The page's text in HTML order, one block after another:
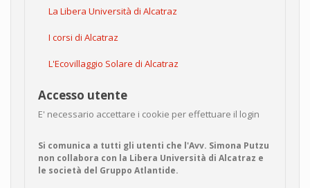
La Libera Università di Alcatraz
I corsi di Alcatraz
L'Ecovillaggio Solare di Alcatraz
Accesso utente
E' necessario accettare i cookie per effettuare il login
Si comunica a tutti gli utenti che l'Avv. Simona Putzu
non collabora con la Libera Università di Alcatraz e
le società del Gruppo Atlantide.